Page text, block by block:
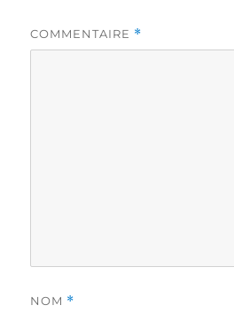
COMMENTAIRE *
NOM *